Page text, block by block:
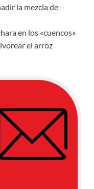
la mezcla de
en los «cuencos»
el arroz